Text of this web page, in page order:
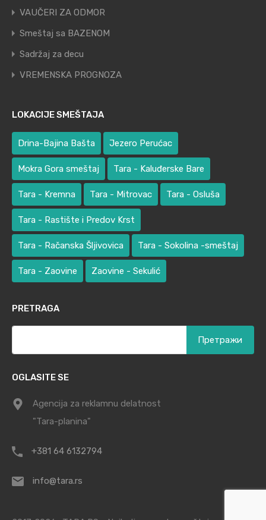
VAUČERI ZA ODMOR
Smeštaj sa BAZENOM
Sadržaj za decu
VREMENSKA PROGNOZA
LOKACIJE SMEŠTAJA
Drina-Bajina Bašta Jezero Perućac
Mokra Gora smeštaj Tara - Kaluđerske Bare
Tara - Kremna Tara - Mitrovac Tara - Osluša
Tara - Rastište i Predov Krst
Tara - Račanska Šljivovica Tara - Sokolina -smeštaj
Tara - Zaovine Zaovine - Sekulić
PRETRAGA
OGLASITE SE
Agencija za reklamnu delatnost
"Tara-planina"
+381 64 6132794
info@tara.rs